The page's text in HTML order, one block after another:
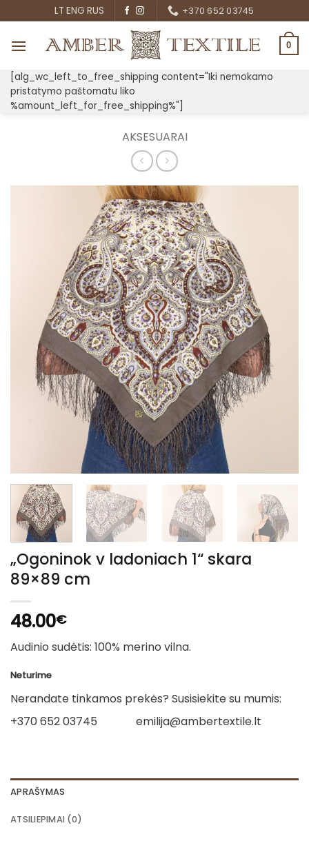
to
content
LT ENG RUS +370 652 03745
0
[alg_wc_left_to_free_shipping content="Iki nemokamo
pristatymo paštomatu liko
%amount_left_for_free_shipping%"]
AKSESUARAI
„Ogoninok v ladoniach 1“ skara
89×89 cm
48.00€
Audinio sudėtis: 100% merino vilna.
Neturime
Nerandate tinkamos prekės? Susisiekite su mumis:
+370 652 03745
emilija@ambertextile.lt
APRAŠYMAS
ATSILIEPIMAI (0)